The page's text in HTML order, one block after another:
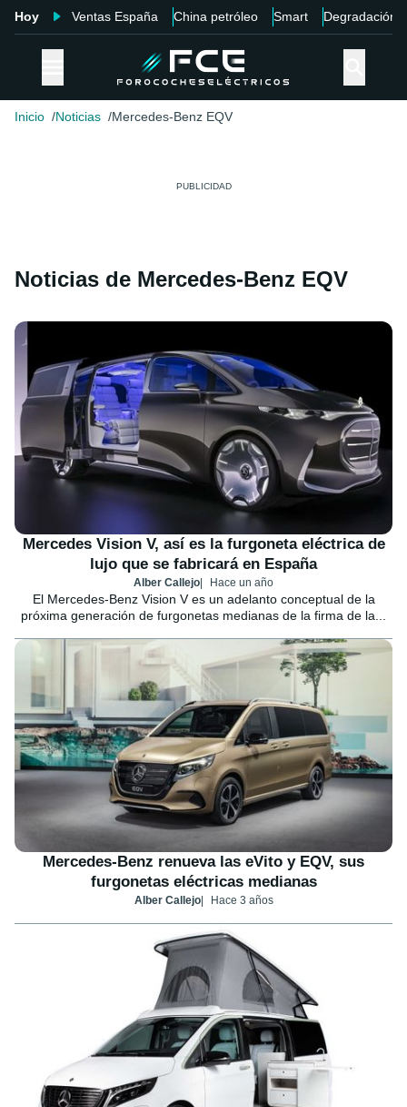
Hoy Ventas España China petróleo Smart Degradación
Inicio Noticias Mercedes-Benz EQV
Noticias de Mercedes-Benz EQV
Mercedes Vision V, así es la furgoneta eléctrica de
lujo que se fabricará en España
Alber Callejo Hace un año
El Mercedes-Benz Vision V es un adelanto conceptual de la
próxima generación de furgonetas medianas de la firma de la...
Mercedes-Benz renueva las eVito y EQV, sus
furgonetas eléctricas medianas
Alber Callejo Hace 3 años